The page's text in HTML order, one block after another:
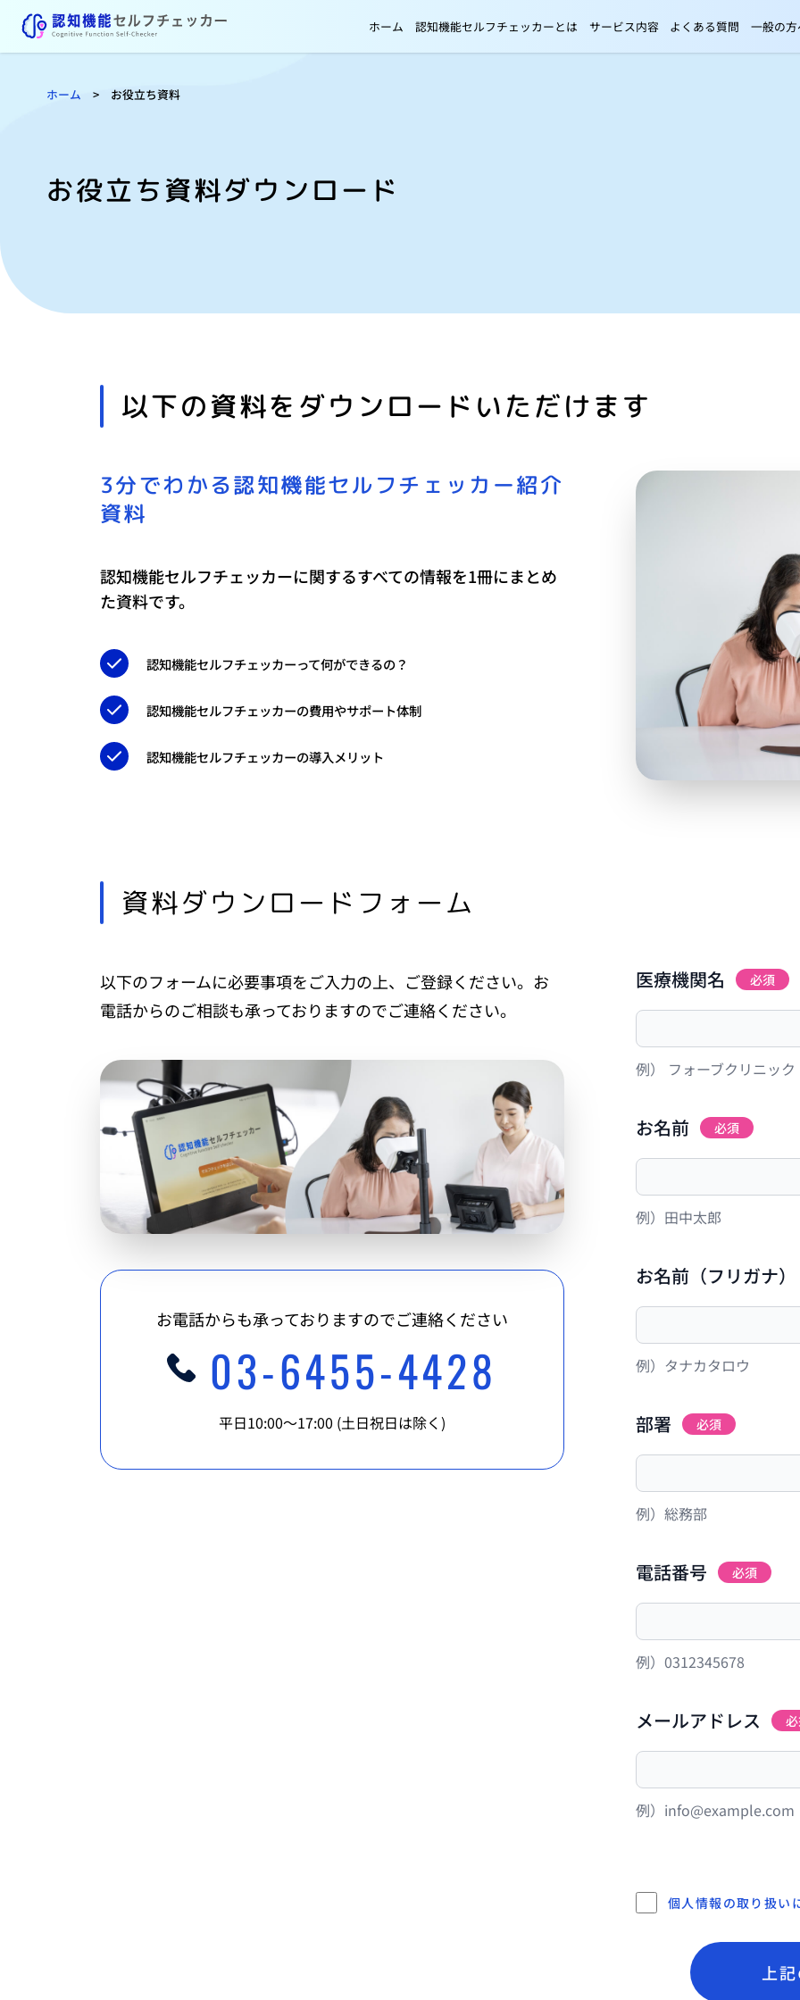
ホーム 認知機能セルフチェッカーとは サービス内容 よくある質問 一般の
ホーム > お役立ち資料
お役立ち資料ダウンロード
以下の資料をダウンロードいただけます
3分でわかる認知機能セルフチェッカー紹介
資料
認知機能セルフチェッカーに関するすべての情報を1冊にまとめ
た資料です。
認知機能セルフチェッカーって何ができるの？
認知機能セルフチェッカーの費用やサポート体制
認知機能セルフチェッカーの導入メリット
資料ダウンロードフォーム
以下のフォームに必要事項をご入力の上、ご登録ください。お
電話からのご相談も承っておりますのでご連絡ください。
お電話からも承っておりますのでご連絡ください
03-6455-4428
平日10:00〜17:00 (土日祝日は除く)
医療機関名 必須
例） フォーブクリニック
お名前 必須
例）田中太郎
お名前（フリガナ）
例）タナカタロウ
部署 必須
例）総務部
電話番号 必須
例）0312345678
メールアドレス
例）info@example.com
個人情報の取り扱い
上